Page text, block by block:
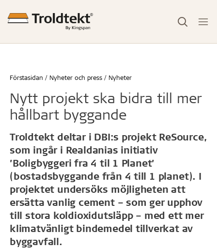
Förstasidan Nyheter och press Nyheter
Nytt projekt ska bidra till mer
hållbart byggande
Troldtekt deltar i DBI:s projekt ReSource,
som ingår i Realdanias initiativ
’Boligbyggeri fra 4 til 1 Planet’
(bostadsbyggande från 4 till 1 planet). I
projektet undersöks möjligheten att
ersätta vanlig cement – som ger upphov
till stora koldioxidutsläpp – med ett mer
klimatvänligt bindemedel tillverkat av
byggavfall.